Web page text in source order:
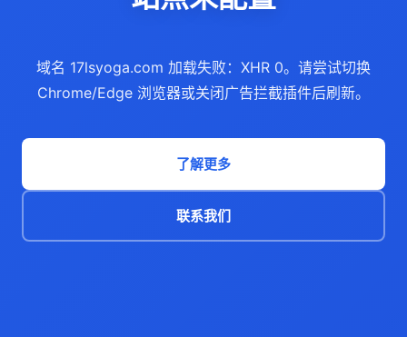
域名 17lsyoga.com 加载失败：XHR 0。请尝试切换
Chrome/Edge 浏览器或关闭广告拦截插件后刷新。
了解更多
联系我们